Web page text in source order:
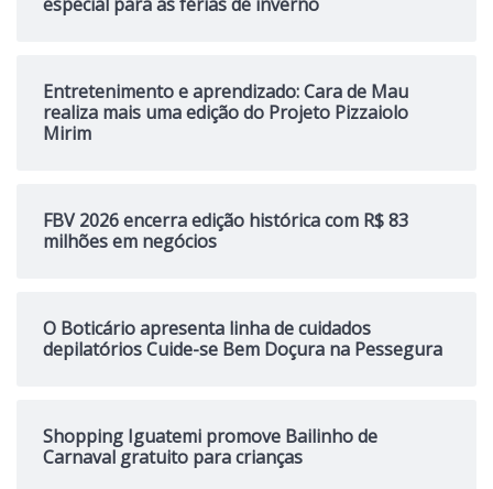
Entretenimento e aprendizado: Cara de Mau
realiza mais uma edição do Projeto Pizzaiolo
Mirim
FBV 2026 encerra edição histórica com R$ 83
milhões em negócios
O Boticário apresenta linha de cuidados
depilatórios Cuide-se Bem Doçura na Pessegura
Shopping Iguatemi promove Bailinho de
Carnaval gratuito para crianças